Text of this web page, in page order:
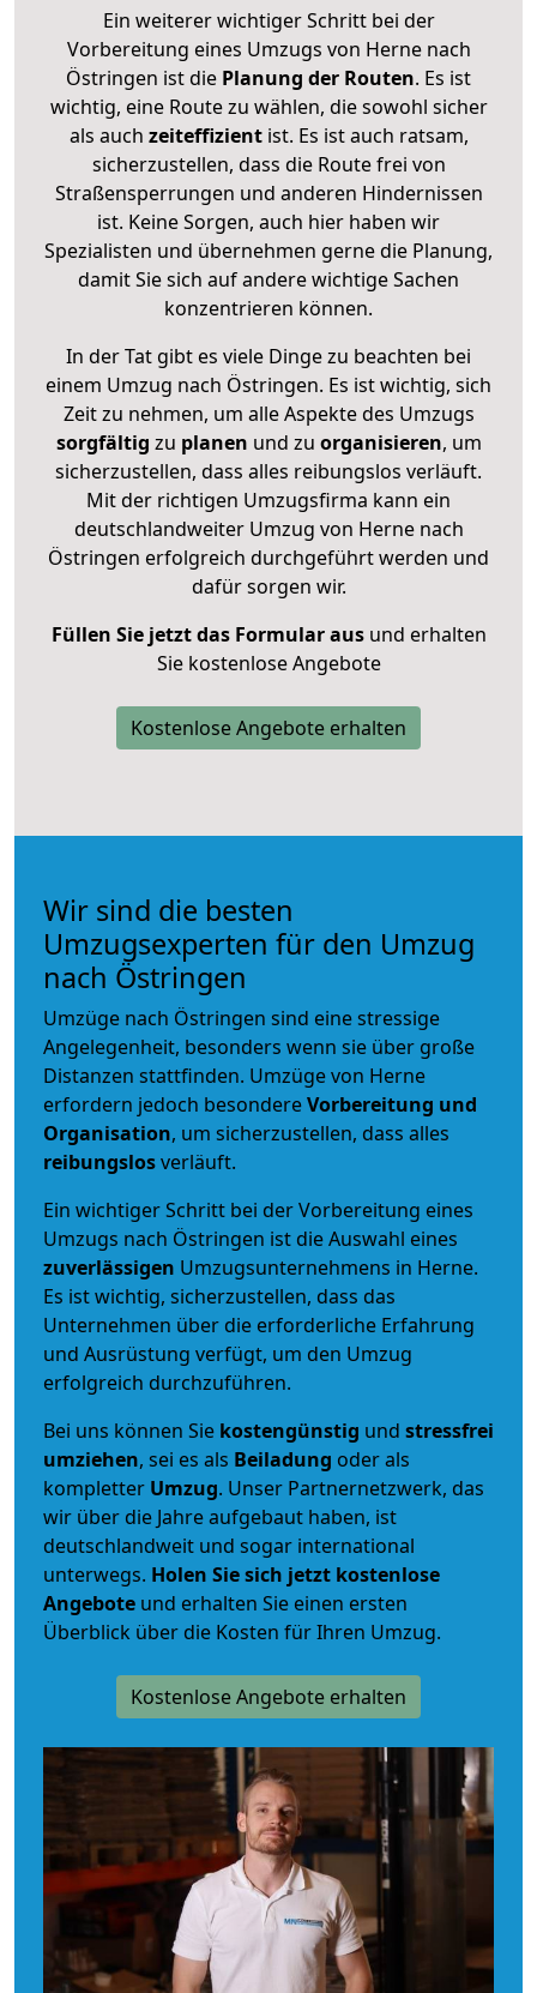
Ein weiterer wichtiger Schritt bei der
Vorbereitung eines Umzugs von Herne nach
Östringen ist die Planung der Routen. Es ist
wichtig, eine Route zu wählen, die sowohl sicher
als auch zeiteffizientist. Es ist auch ratsam,
sicherzustellen, dass die Route frei von
Straßensperrungen und anderen Hindernissen
ist. Keine Sorgen, auch hier haben wir
Spezialisten und übernehmen gerne die Planung,
damit Sie sich auf andere wichtige Sachen
konzentrieren können.
In der Tat gibt es viele Dinge zu beachten bei
einem Umzug nach Östringen. Es ist wichtig, sich
Zeit zu nehmen, um alle Aspekte des Umzugs
sorgfältig zu planen und zu organisieren, um
sicherzustellen, dass alles reibungslos verläuft.
Mit der richtigen Umzugsfirma kann ein
deutschlandweiter Umzug von Herne nach
Östringen erfolgreich durchgeführt werden und
dafür sorgen wir.
Füllen Sie jetzt das Formular ausund erhalten
Sie kostenlose Angebote
Kostenlose Angebote erhalten
Wir sind die besten
Umzugsexperten für den Umzug
nach Östringen
Umzüge nach Östringen sind eine stressige
Angelegenheit, besonders wenn sie über große
Distanzen stattfinden. Umzüge von Herne
erfordern jedoch besondereVorbereitung und
Organisation, um sicherzustellen, dass alles
reibungslosverläuft.
Ein wichtiger Schritt bei der Vorbereitung eines
Umzugs nach Östringen ist die Auswahl eines
zuverlässigen Umzugsunternehmens in Herne.
Es ist wichtig, sicherzustellen, dass das
Unternehmen über die erforderliche Erfahrung
und Ausrüstung verfügt, um den Umzug
erfolgreich durchzuführen.
Bei uns können Sie kostengünstig und stressfrei
umziehen, sei es als Beiladung oder als
kompletter Umzug. Unser Partnernetzwerk, das
wir über die Jahre aufgebaut haben, ist
deutschlandweit und sogar international
unterwegs. Holen Sie sich jetzt kostenlose
Angebote und erhalten Sie einen ersten
Überblick über die Kosten für Ihren Umzug.
Kostenlose Angebote erhalten